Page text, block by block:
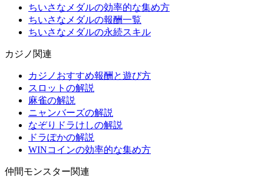
ちいさなメダルの効率的な集め方
ちいさなメダルの報酬一覧
ちいさなメダルの永続スキル
カジノ関連
カジノおすすめ報酬と遊び方
スロットの解説
麻雀の解説
ニャンバーズの解説
なぞりドラけしの解説
ドラぽかの解説
WINコインの効率的な集め方
仲間モンスター関連